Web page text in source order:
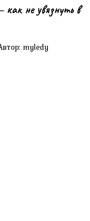
не увязнуть в
myledy